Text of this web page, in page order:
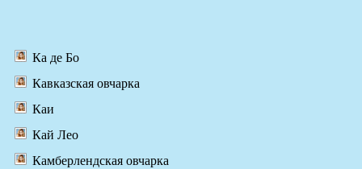
Ка де Бо
Кавказская овчарка
Каи
Кай Лео
Камберлендская овчарка